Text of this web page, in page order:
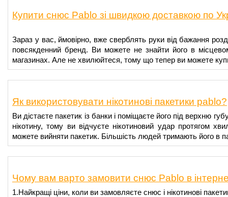
Купити снюс Pablo зі швидкою доставкою по
Зараз у вас, ймовірно, вже сверблять руки від бажання
повсякденний бренд. Ви можете не знайти його в
магазинах. Але не хвилюйтеся, тому що тепер ви можете
Як використовувати нікотинові пакетики pablo?
Ви дістаєте пакетик із банки і поміщаєте його під верхню
нікотину, тому ви відчуєте нікотиновий удар протягом
можете вийняти пакетик. Більшість людей тримають його в
Чому вам варто замовити снюс Pablo в
1.Найкращі ціни, коли ви замовляєте снюс і нікотинові